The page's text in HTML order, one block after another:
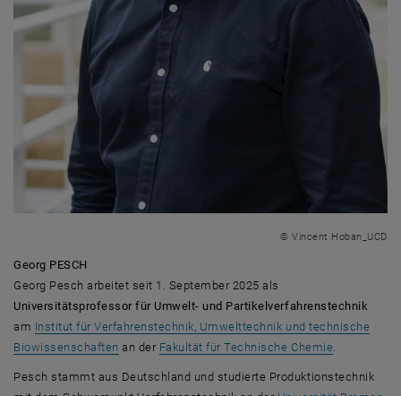
© Vincent Hoban_UCD
Georg PESCH
Georg Pesch arbeitet seit 1. September 2025 als
Universitätsprofessor für Umwelt- und Partikelverfahrenstechnik
am Institut für Verfahrenstechnik, Umwelttechnik und technische
Biowissenschaften an der Fakultät für Technische Chemie.
Pesch stammt aus Deutschland und studierte Produktionstechnik